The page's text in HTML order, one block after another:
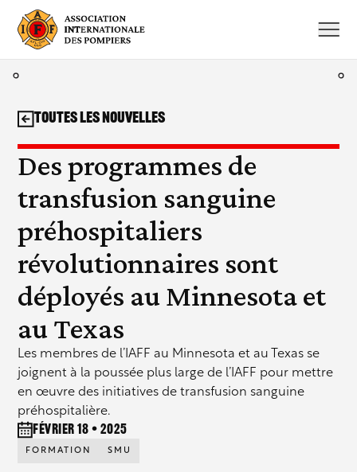
contenu
Des programmes de
transfusion sanguine
préhospitaliers
révolutionnaires sont
déployés au Minnesota et
au Texas
Les membres de l’IAFF au Minnesota et au Texas se
joignent à la poussée plus large de l’IAFF pour mettre
en œuvre des initiatives de transfusion sanguine
préhospitalière.
février 18 • 2025
FORMATION SMU
Toutes les nouvelles